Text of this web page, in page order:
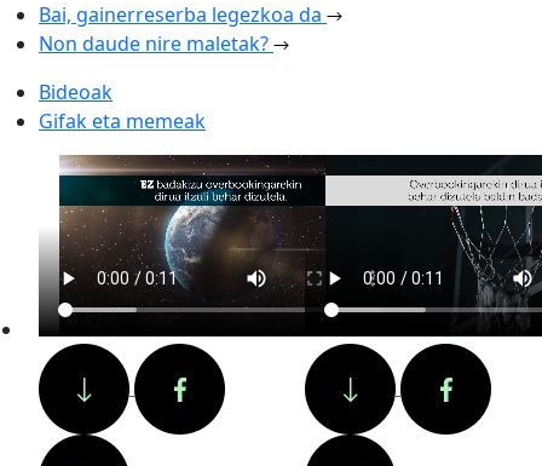
Bai, gainerreserba legezkoa da
Non daude nire maletak?
Bideoak
Gifak eta memeak